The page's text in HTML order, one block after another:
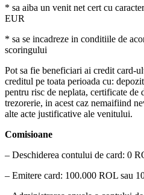
* sa aiba un venit net cert cu
EUR
* sa se incadreze in conditiile de
scoringului
Pot sa fie beneficiari ai credit card-
creditul pe toata perioada cu:
pentru risc de neplata, certificate de
trezorerie, in acest caz nemaifiind
alte acte justificative ale venitului.
Comisioane
– Deschiderea contului de card: 0
– Emitere card: 100.000 ROL sau